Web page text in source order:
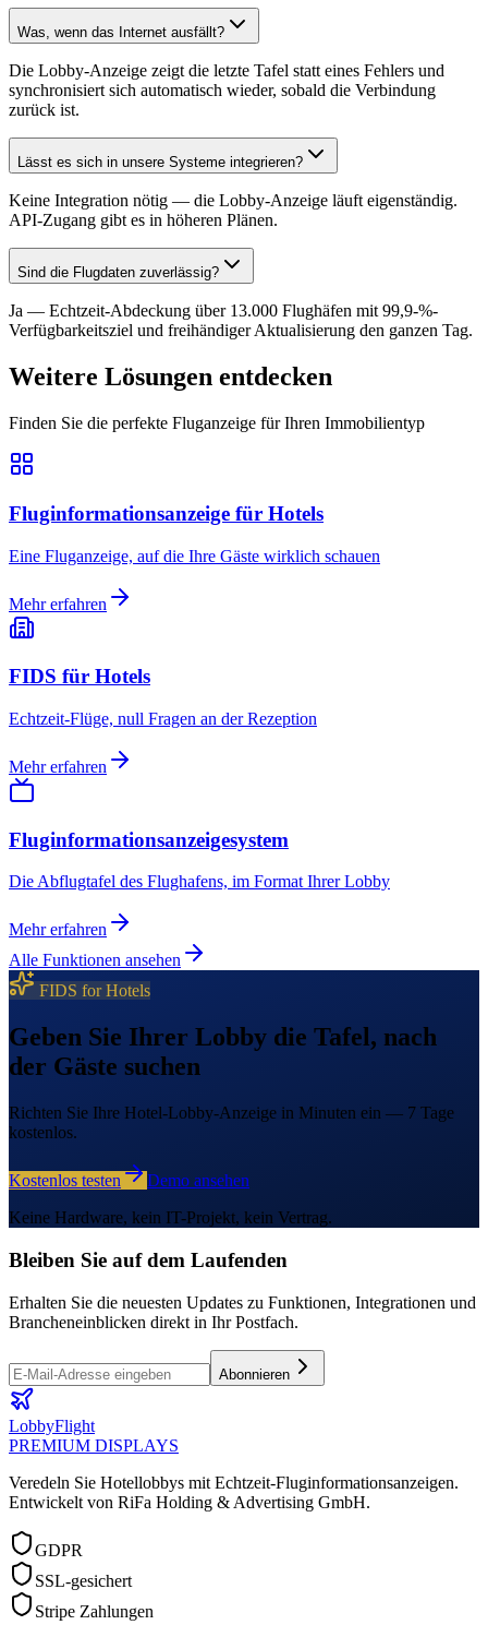
Was, wenn das Internet ausfällt?
Die Lobby-Anzeige zeigt die letzte Tafel statt eines Fehlers und
synchronisiert sich automatisch wieder, sobald die Verbindung
zurück ist.
Lässt es sich in unsere Systeme integrieren?
Keine Integration nötig — die Lobby-Anzeige läuft eigenständig.
API-Zugang gibt es in höheren Plänen.
Sind die Flugdaten zuverlässig?
Ja — Echtzeit-Abdeckung über 13.000 Flughäfen mit 99,9-%-
Verfügbarkeitsziel und freihändiger Aktualisierung den ganzen Tag.
Weitere Lösungen entdecken
Finden Sie die perfekte Fluganzeige für Ihren Immobilientyp
Fluginformationsanzeige für Hotels
Eine Fluganzeige, auf die Ihre Gäste wirklich schauen
Mehr erfahren
FIDS für Hotels
Echtzeit-Flüge, null Fragen an der Rezeption
Mehr erfahren
Fluginformationsanzeigesystem
Die Abflugtafel des Flughafens, im Format Ihrer Lobby
Mehr erfahren
Alle Funktionen ansehen
FIDS for Hotels
Geben Sie Ihrer Lobby die Tafel, nach
der Gäste suchen
Richten Sie Ihre Hotel-Lobby-Anzeige in Minuten ein — 7 Tage
kostenlos.
Kostenlos testen
Demo ansehen
Keine Hardware, kein IT-Projekt, kein Vertrag.
Bleiben Sie auf dem Laufenden
Erhalten Sie die neuesten Updates zu Funktionen, Integrationen und
Brancheneinblicken direkt in Ihr Postfach.
Abonnieren
LobbyFlight
PREMIUM DISPLAYS
Veredeln Sie Hotellobbys mit Echtzeit-Fluginformationsanzeigen.
Entwickelt von RiFa Holding & Advertising GmbH.
GDPR
SSL-gesichert
Stripe Zahlungen